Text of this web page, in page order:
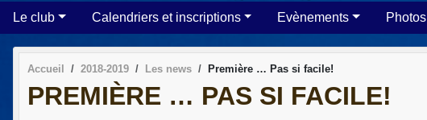
Le club Calendriers et inscriptions Evènements Photos
Accueil 2018-2019 Les news Première … Pas si facile!
PREMIÈRE … PAS SI FACILE!